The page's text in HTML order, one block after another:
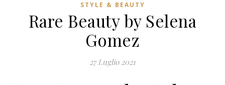
STYLE & BEAUTY
Rare Beauty by Selena
Gomez
27 Luglio 2021